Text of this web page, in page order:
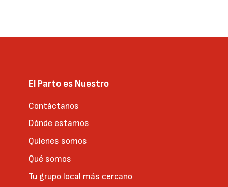
El Parto es Nuestro
Contáctanos
Dónde estamos
Quienes somos
Qué somos
Tu grupo local más cercano